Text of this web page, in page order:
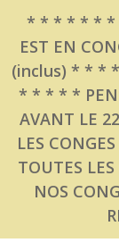
* * * * * * *
EST EN
(inclus) * *
* * * * *
AVANT LE
LES
TOUTES
NOS